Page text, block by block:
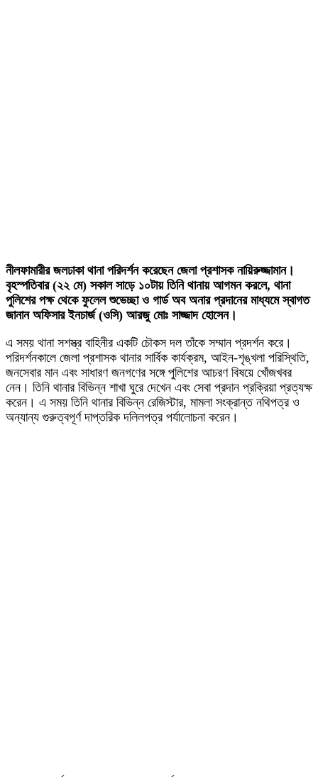
নীলফামারীর জলঢাকা থানা পরিদর্শন করেছেন জেলা প্রশাসক নায়িরুজ্জামান।
বৃহস্পতিবার (২২ মে) সকাল সাড়ে ১০টায় তিনি থানায় আগমন করলে, থানা
পুলিশের পক্ষ থেকে ফুলেল শুভেচ্ছা ও গার্ড অব অনার প্রদানের মাধ্যমে স্বাগত
জানান অফিসার ইনচার্জ (ওসি) আরজু মোঃ সাজ্জাদ হোসেন।
এ সময় থানা সশস্ত্র বাহিনীর একটি চৌকস দল তাঁকে সম্মান প্রদর্শন করে।
পরিদর্শনকালে জেলা প্রশাসক থানার সার্বিক কার্যক্রম, আইন-শৃঙ্খলা পরিস্থিতি,
জনসেবার মান এবং সাধারণ জনগণের সঙ্গে পুলিশের আচরণ বিষয়ে খোঁজখবর
নেন। তিনি থানার বিভিন্ন শাখা ঘুরে দেখেন এবং সেবা প্রদান প্রক্রিয়া প্রত্যক্ষ
করেন। এ সময় তিনি থানার বিভিন্ন রেজিস্টার, মামলা সংক্রান্ত নথিপত্র ও
অন্যান্য গুরুত্বপূর্ণ দাপ্তরিক দলিলপত্র পর্যালোচনা করেন।